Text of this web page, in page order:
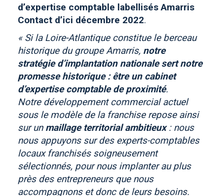
d’expertise comptable labellisés Amarris
Contact d’ici décembre 2022.
« Si la Loire-Atlantique constitue le berceau
historique du groupe Amarris, notre
stratégie d’implantation nationale sert notre
promesse historique : être un cabinet
d’expertise comptable de proximité.
Notre développement commercial actuel
sous le modèle de la franchise repose ainsi
sur un maillage territorial ambitieux: nous
nous appuyons sur des experts-comptables
locaux franchisés soigneusement
sélectionnés, pour nous implanter au plus
près des entrepreneurs que nous
accompagnons et donc de leurs besoins.